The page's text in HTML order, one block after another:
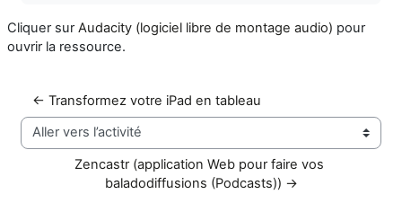
Cliquer surAudacity (logiciel libre de montage audio) pour
ouvrir la ressource.
← Transformez votre iPad en tableau
Aller vers l’activité
Zencastr (application Web pour faire vos
baladodiffusions (Podcasts)) →